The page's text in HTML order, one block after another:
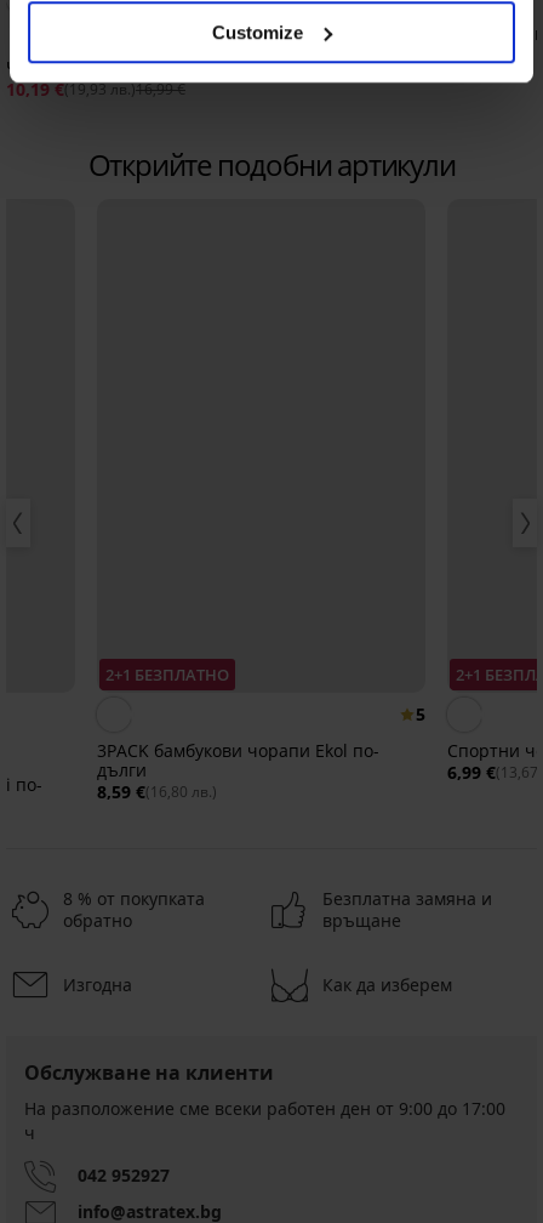
Customize
Чорапи Alpin с вълна Merino по-дълги
10,19 €(19,93 лв.)16,99 €
Дамски топлещи
Открийте подобни артикули
по-
2+1 БЕЗПЛАТНО
5
3PACK бамбукови чорапи Ekol по-
дълги
8,59 €(16,80 лв.)
2+1
Спортни
6,99 €(13,67
-40%
3PACK
бамбукови
чорапи
по-
дълги
Намаление
7,79 €
Разпродажба
3PACK
чорапи
JACK
JONES
JACMateo
по-
3PACK
Deon
къси
3PACK
чорапи
Crew
по-
дълги
3PACK
спортни
AND
JONES
JACBrat
3PACK
термо
по-
дълги
Намаление
4,20
Cosra
Medicine
8 % от покупката
обратно
Безплатна замяна и
връщане
Изгодна Как да изберем
Обслужване на клиенти
На разположение сме всеки работен ден от 9:00 до 17:00
ч
042 952927
info@astratex.bg